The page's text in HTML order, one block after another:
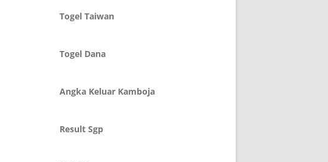
Togel Taiwan
Togel Dana
Angka Keluar Kamboja
Result Sgp